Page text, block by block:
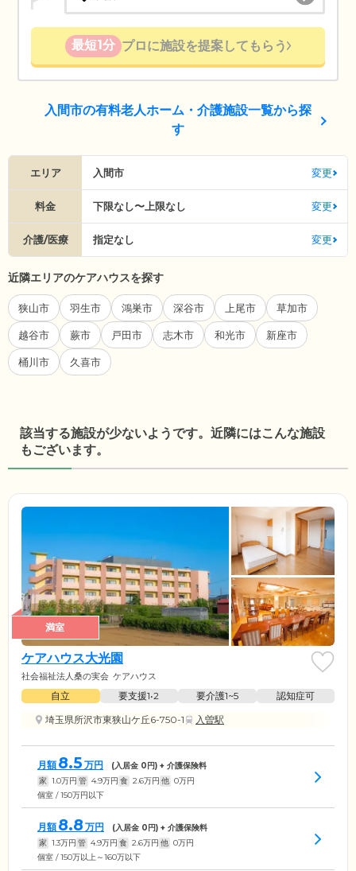
最短1分 プロに施設を提案してもらう
入間市の有料老人ホーム・介護施設一覧から探
す
エリア 入間市 変更
料金 下限なし〜上限なし 変更
介護/医療 指定なし 変更
近隣エリアのケアハウスを探す
狭山市 羽生市 鴻巣市 深谷市 上尾市 草加市
越谷市 蕨市 戸田市 志木市 和光市 新座市
桶川市 久喜市
該当する施設が少ないようです。近隣にはこんな施設
もございます。
満室
ケアハウス大光園
社会福祉法人桑の実会 ケアハウス
自立 要支援1•2 要介護1~5
認知症可
埼玉県所沢市東狭山ケ丘6-750-1
入曽駅
月額 8.5 万円 (入居金 0円) + 介護保険料
家 1.0万円 管 4.9万円 食 2.6万円 他 0万円
個室 / 150万円以下
月額 8.8 万円 (入居金 0円) + 介護保険料
家 1.3万円 管 4.9万円 食 2.6万円 他 0万円
個室 / 150万以上～160万以下